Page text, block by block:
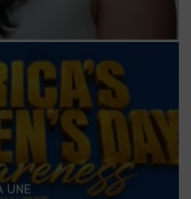
UNE